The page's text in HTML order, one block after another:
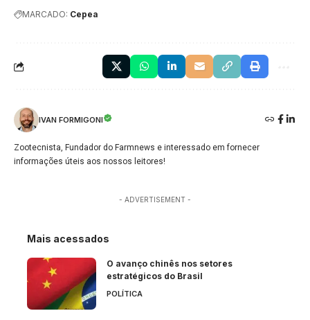
MARCADO: Cepea
IVAN FORMIGONI
Zootecnista, Fundador do Farmnews e interessado em fornecer
informações úteis aos nossos leitores!
- ADVERTISEMENT -
Mais acessados
O avanço chinês nos setores
estratégicos do Brasil
POLÍTICA